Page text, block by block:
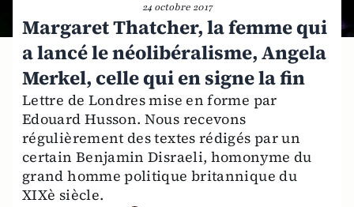
24 octobre 2017
Margaret Thatcher, la femme qui
a lancé le néolibéralisme, Angela
Merkel, celle qui en signe la fin
Lettre de Londres mise en forme par
Edouard Husson. Nous recevons
régulièrement des textes rédigés par un
certain Benjamin Disraeli, homonyme du
grand homme politique britannique du
XIXè siècle.